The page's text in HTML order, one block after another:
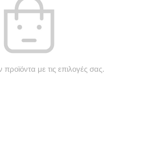
με τις επιλογές σας.